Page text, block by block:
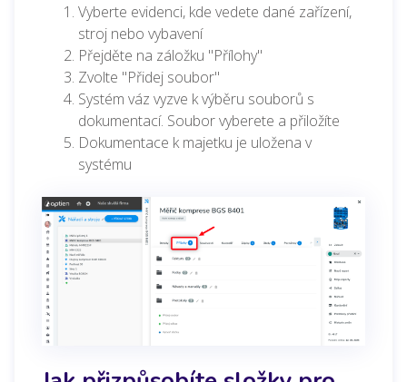
Vyberte evidenci, kde vedete dané zařízení,
stroj nebo vybavení
Přejděte na záložku "Přílohy"
Zvolte "Přidej soubor"
Systém váz vyzve k výběru souborů s
dokumentací. Soubor vyberete a přiložíte
Dokumentace k majetku je uložena v
systému